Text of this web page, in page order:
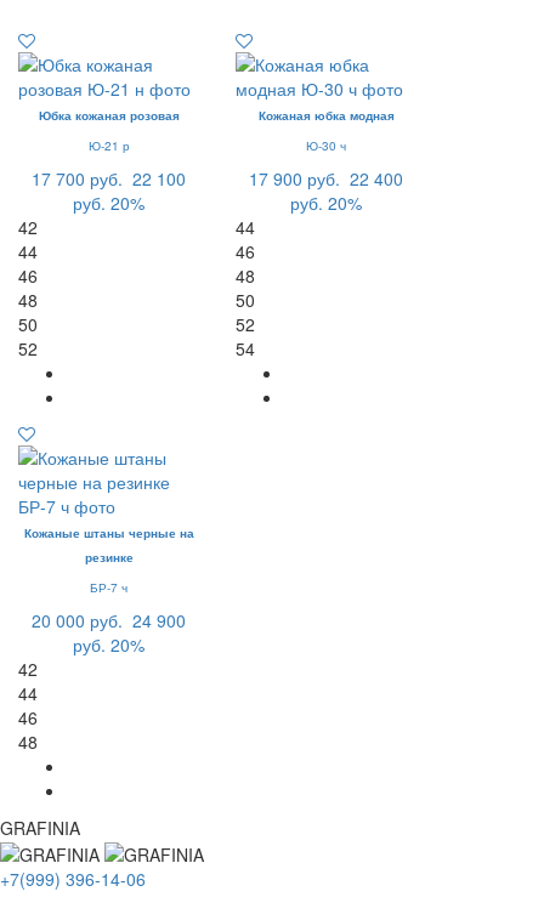
Юбка кожаная розовая
Ю-21 р
17 700 руб. 22 100
руб. 20%
42
44
46
48
50
52
Кожаная юбка модная
Ю-30 ч
17 900 руб. 22 400
руб. 20%
44
46
48
50
52
54
Кожаные штаны черные на
резинке
БР-7 ч
20 000 руб. 24 900
руб. 20%
42
44
46
48
GRAFINIA
+7(999) 396-14-06